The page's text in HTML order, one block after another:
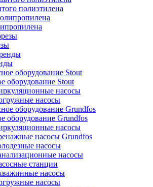
полиэтилена
оборудование Stout
насосы
насосы
оборудование Grundfos
насосы
насосы Grundfos
насосы
насосы
станции
насосы
насосы